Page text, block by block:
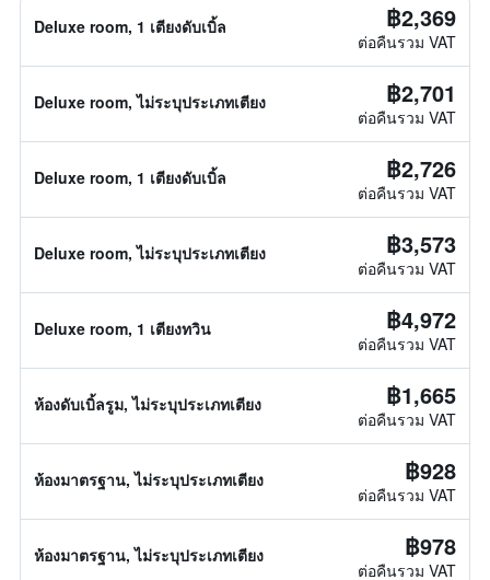
Deluxe room, 1 เตียงดับเบิ้ล ฿2,369
ต่อคืนรวม VAT
Deluxe room, ไม่ระบุประเภทเตียง ฿2,701
ต่อคืนรวม VAT
Deluxe room, 1 เตียงดับเบิ้ล ฿2,726
ต่อคืนรวม VAT
Deluxe room, ไม่ระบุประเภทเตียง ฿3,573
ต่อคืนรวม VAT
Deluxe room, 1 เตียงทวิน ฿4,972
ต่อคืนรวม VAT
ห้องดับเบิ้ลรูม, ไม่ระบุประเภทเตียง ฿1,665
ต่อคืนรวม VAT
ห้องมาตรฐาน, ไม่ระบุประเภทเตียง ฿928
ต่อคืนรวม VAT
ห้องมาตรฐาน, ไม่ระบุประเภทเตียง ฿978
ต่อคืนรวม VAT